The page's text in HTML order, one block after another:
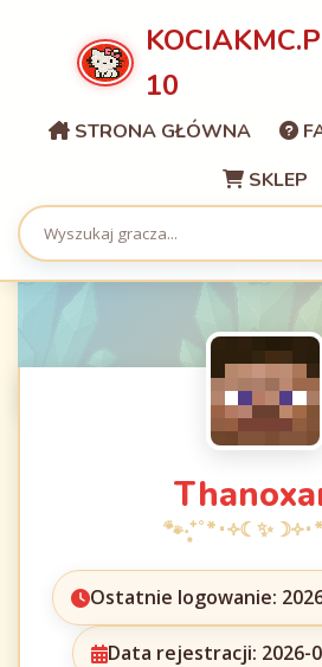
10
STRONA GŁÓWNA
SKLEP
Ostatnie logowanie:
Data rejestracji: 2026-